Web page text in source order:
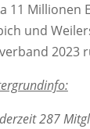
11 Millionen
und
2023
287